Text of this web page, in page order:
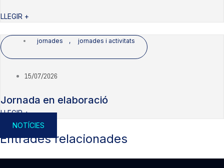
LLEGIR +
jornades , jornades i activitats
15/07/2026
Jornada en elaboració
LLEGIR +
NOTÍCIES
Entrades relacionades